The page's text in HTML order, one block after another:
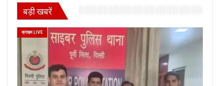
बड़ी खबरें
क्राइम LIVE